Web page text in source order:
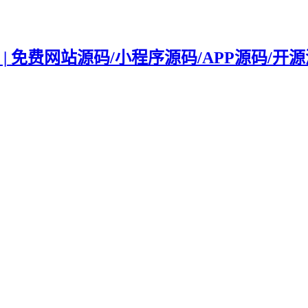
免费网站源码/小程序源码/APP源码/开